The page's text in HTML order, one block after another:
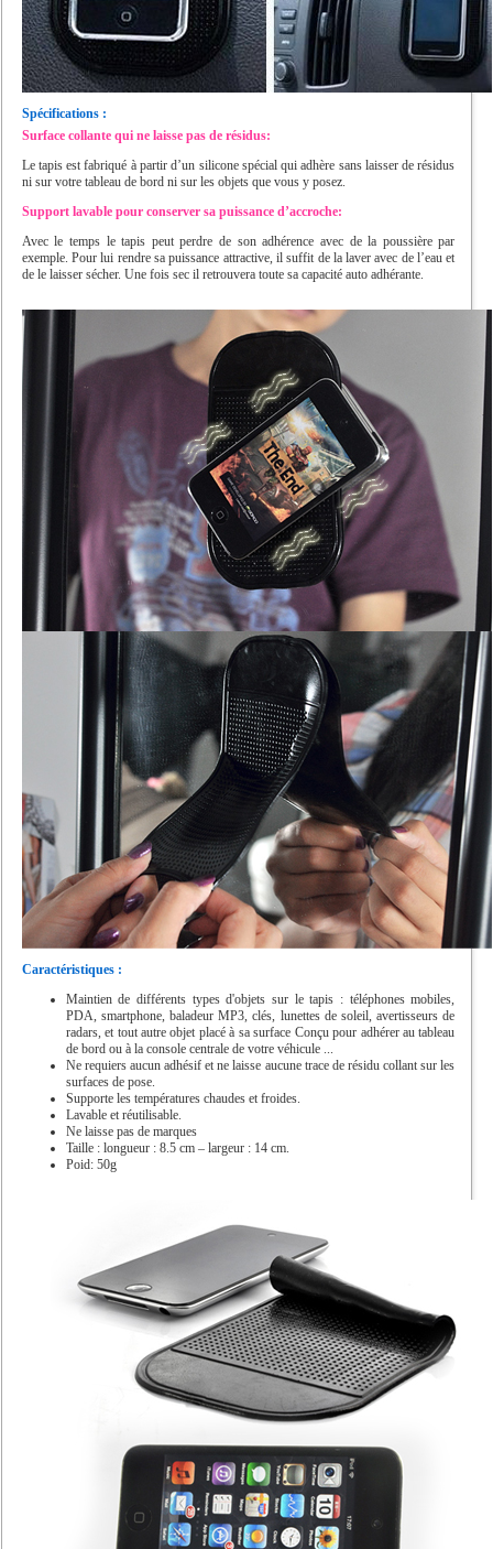
Spécifications :
Surface collante qui ne laisse pas de résidus:
Le tapis est fabriqué à partir d’un silicone spécial qui adhère sans laisser de résidus
ni sur votre tableau de bord ni sur les objets que vous y posez.
Support lavable pour conserver sa puissance d’accroche:
Avec le temps le tapis peut perdre de son adhérence avec de la poussière par
exemple. Pour lui rendre sa puissance attractive, il suffit de la laver avec de l’eau et
de le laisser sécher. Une fois sec il retrouvera toute sa capacité auto adhérante.
Caractéristiques :
Maintien de différents types d'objets sur le tapis : téléphones mobiles,
PDA, smartphone, baladeur MP3, clés, lunettes de soleil, avertisseurs de
radars, et tout autre objet placé à sa surface Conçu pour adhérer au tableau
de bord ou à la console centrale de votre véhicule ...
Ne requiers aucun adhésif et ne laisse aucune trace de résidu collant sur les
surfaces de pose.
Supporte les températures chaudes et froides.
Lavable et réutilisable.
Ne laisse pas de marques
Taille : longueur : 8.5 cm – largeur : 14 cm.
Poid: 50g